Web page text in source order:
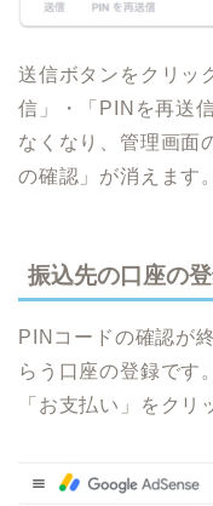
送信ボタンをクリッ
信」・「PINを再送
なくなり、管理画面
の確認」が消えます。
振込先の口座の
PINコードの確認が
らう口座の登録です
「お支払い」をクリ